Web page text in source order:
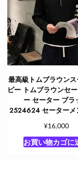
最高級トムブラウン
ピー トムブラウンセ
ー セーター ブラ
2524624 セーターメ
¥16,000
お買い物カゴに